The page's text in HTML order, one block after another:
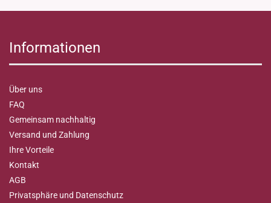
Informationen
Über uns
FAQ
Gemeinsam nachhaltig
Versand und Zahlung
Ihre Vorteile
Kontakt
AGB
Privatsphäre und Datenschutz